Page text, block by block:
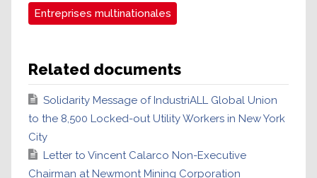
Entreprises multinationales
Related documents
Solidarity Message of IndustriALL Global Union
to the 8,500 Locked-out Utility Workers in New York
City
Letter to Vincent Calarco Non-Executive
Chairman at Newmont Mining Corporation